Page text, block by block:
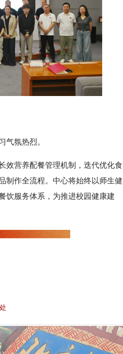
气氛热烈。
效营养配餐管理机制，迭代优化食
制作全流程。中心将始终以师生健
饮服务体系，为推进校园健康建